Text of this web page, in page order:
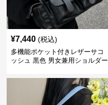
¥7,440 (税込)
多機能ポケット付きレザーサコ
ッシュ 黒色 男女兼用ショルダー